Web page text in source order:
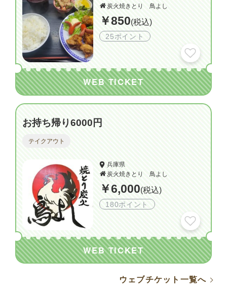
炭火焼きとり 鳥よし
￥850(税込)
25ポイント
WEB TICKET
お持ち帰り6000円
テイクアウト
兵庫県
炭火焼きとり 鳥よし
￥6,000(税込)
180ポイント
WEB TICKET
ウェブチケット一覧へ